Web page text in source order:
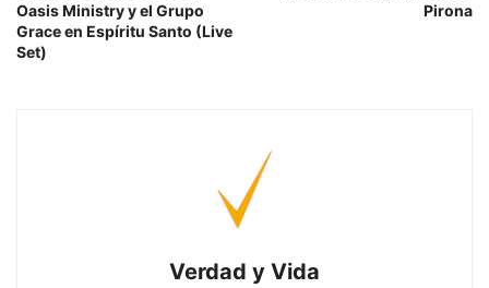
Oasis Ministry y el Grupo
Grace en Espíritu Santo (Live
Set)
Pirona
Verdad y Vida